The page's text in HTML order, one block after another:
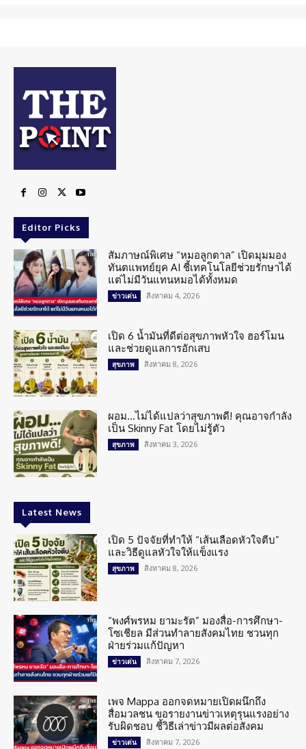
Editor Picks
สัมภาษณ์พิเศษ “หมอลูกตาล” เปิดมุมมอง
ทันตแพทย์ยุค AI ชี้เทคโนโลยีช่วยรักษาได้
แต่ไม่มีวันแทนหมอได้ทั้งหมด
ข่าวเด่น สิงหาคม 4, 2026
เปิด 6 น้ำมันที่ดีต่อสุขภาพหัวใจ ฮอร์โมน
และช่วยดูแลการอักเสบ
สุขภาพ สิงหาคม 8, 2026
ผอม…ไม่ได้แปลว่าสุขภาพดี! คุณอาจกำลัง
เป็น Skinny Fat โดยไม่รู้ตัว
สุขภาพ สิงหาคม 3, 2026
Latest News
เปิด 5 ปัจจัยที่ทำให้ “เส้นเลือดหัวใจตีบ”
และวิธีดูแลหัวใจให้แข็งแรง
สุขภาพ สิงหาคม 8, 2026
“พงศ์พรหม ยามะรัต” มองสื่อ-การศึกษา-
โซเชียล มีส่วนทำลายสังคมไทย ชวนทุก
ฝ่ายร่วมแก้ปัญหา
ข่าวเด่น สิงหาคม 7, 2026
เพจ Mappa ออกจดหมายเปิดผนึกถึง
สื่อมวลชน ขอรายงานข่าวเหตุรุนแรงอย่าง
รับผิดชอบ ชี้วิธีเล่าข่าวมีผลต่อสังคม
ข่าวเด่น สิงหาคม 7, 2026